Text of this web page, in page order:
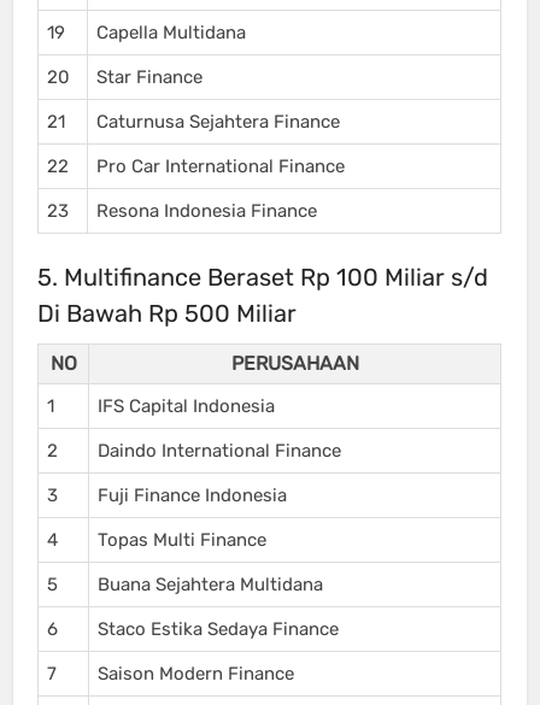
19 Capella Multidana
20 Star Finance
21 Caturnusa Sejahtera Finance
22 Pro Car International Finance
23 Resona Indonesia Finance
5. Multifinance Beraset Rp 100 Miliar s/d
Di Bawah Rp 500 Miliar
NO PERUSAHAAN
1 IFS Capital Indonesia
2 Daindo International Finance
3 Fuji Finance Indonesia
4 Topas Multi Finance
5 Buana Sejahtera Multidana
6 Staco Estika Sedaya Finance
7 Saison Modern Finance